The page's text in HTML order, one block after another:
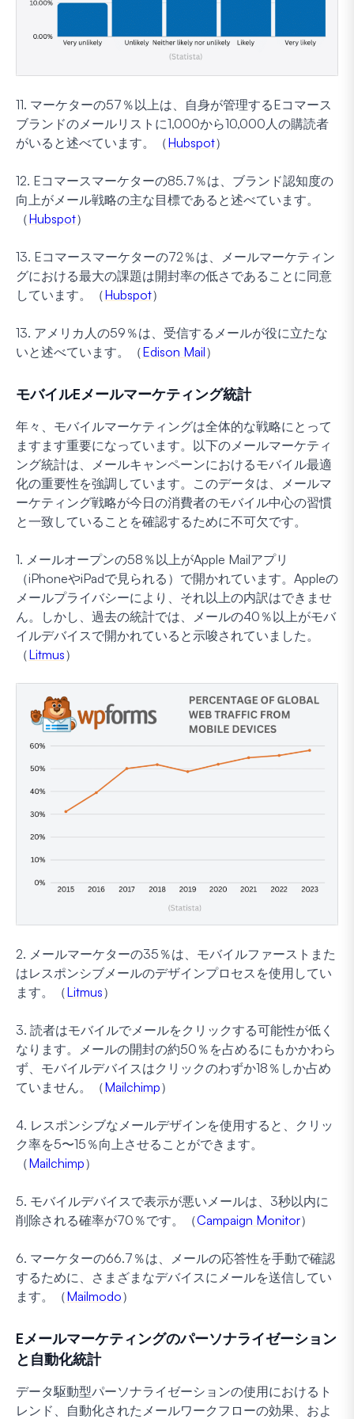
11. マーケターの57％以上は、自身が管理するEコマース
ブランドのメールリストに1,000から10,000人の購読者
がいると述べています。（Hubspot）
12. Eコマースマーケターの85.7％は、ブランド認知度の
向上がメール戦略の主な目標であると述べています。
（Hubspot）
13. Eコマースマーケターの72％は、メールマーケティン
グにおける最大の課題は開封率の低さであることに同意
しています。（Hubspot）
13. アメリカ人の59％は、受信するメールが役に立たな
いと述べています。（Edison Mail）
モバイルEメールマーケティング統計
年々、モバイルマーケティングは全体的な戦略にとって
ますます重要になっています。以下のメールマーケティ
ング統計は、メールキャンペーンにおけるモバイル最適
化の重要性を強調しています。このデータは、メールマ
ーケティング戦略が今日の消費者のモバイル中心の習慣
と一致していることを確認するために不可欠です。
1. メールオープンの58％以上がApple Mailアプリ
（iPhoneやiPadで見られる）で開かれています。Appleの
メールプライバシーにより、それ以上の内訳はできませ
ん。しかし、過去の統計では、メールの40％以上がモバ
イルデバイスで開かれていると示唆されていました。
（Litmus）
2. メールマーケターの35％は、モバイルファーストまた
はレスポンシブメールのデザインプロセスを使用してい
ます。（Litmus）
3. 読者はモバイルでメールをクリックする可能性が低く
なります。メールの開封の約50％を占めるにもかかわら
ず、モバイルデバイスはクリックのわずか18％しか占め
ていません。（Mailchimp）
4. レスポンシブなメールデザインを使用すると、クリッ
ク率を5〜15％向上させることができます。
（Mailchimp）
5. モバイルデバイスで表示が悪いメールは、3秒以内に
削除される確率が70％です。（Campaign Monitor）
6. マーケターの66.7％は、メールの応答性を手動で確認
するために、さまざまなデバイスにメールを送信してい
ます。（Mailmodo）
Eメールマーケティングのパーソナライゼーション
と自動化統計
データ駆動型パーソナライゼーションの使用におけるト
レンド、自動化されたメールワークフローの効果、およ